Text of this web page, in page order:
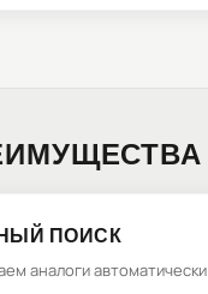
ПОИСК
аналоги автоматически